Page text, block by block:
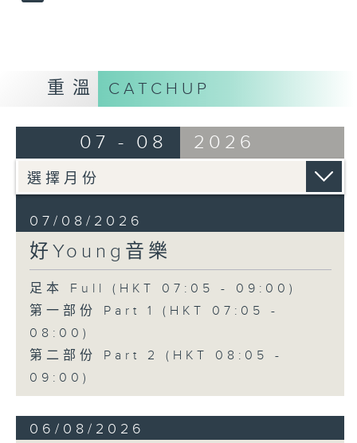
重溫 CATCHUP
07 - 08 2026
07/08/2026
好Young音樂
足本 Full (HKT 07:05 - 09:00)
第一部份 Part 1 (HKT 07:05 -
08:00)
第二部份 Part 2 (HKT 08:05 -
09:00)
06/08/2026